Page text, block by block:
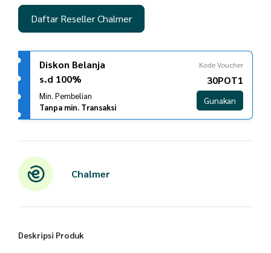
Daftar Reseller Chalmer
Diskon Belanja
s.d 100%
Min. Pembelian
Tanpa min. Transaksi
Kode Voucher
30POT1
Gunakan
Chalmer
Deskripsi Produk